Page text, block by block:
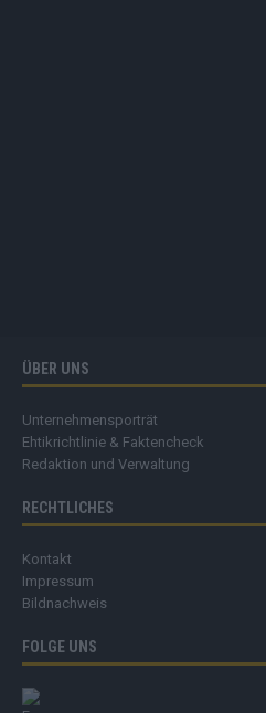
ÜBER UNS
Unternehmensporträt
Ehtikrichtlinie & Faktencheck
Redaktion und Verwaltung
RECHTLICHES
Kontakt
Impressum
Bildnachweis
FOLGE UNS